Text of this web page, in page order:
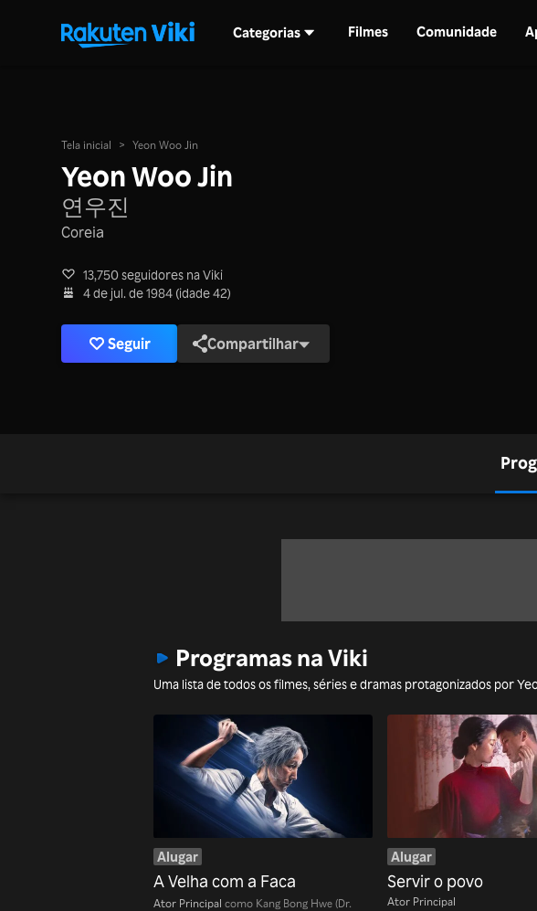
Categorias Filmes Comunidade
Tela inicial > Yeon Woo Jin
Yeon Woo Jin
연우진
Coreia
13,750 seguidores na Viki
4 de jul. de 1984 (idade 42)
Seguir Compartilhar
Programas na Viki
Uma lista de todos os filmes, séries e dramas protagonizados por
Alugar
A Velha com a Faca
Ator Principal como Kang Bong Hwe (Dr.
Alugar
Servir o povo
Ator Principal